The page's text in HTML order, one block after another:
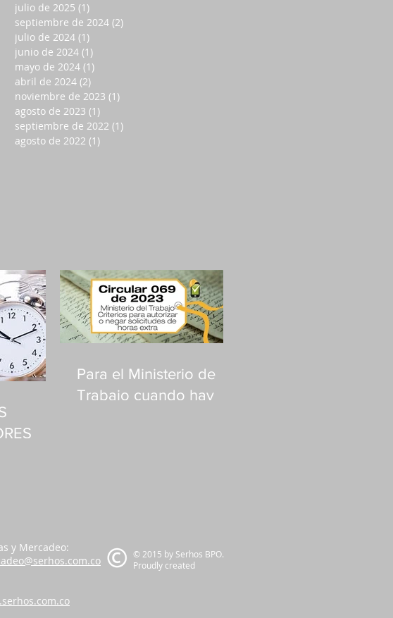
julio de 2025 (1)
septiembre de 2024 (2)
julio de 2024 (1)
junio de 2024 (1)
mayo de 2024 (1)
abril de 2024 (2)
noviembre de 2023 (1)
agosto de 2023 (1)
septiembre de 2022 (1)
agosto de 2022 (1)
Para el Ministerio de
Trabajo cuando hay
y Mercadeo:
© 2015 by Serhos BPO.
Proudly created